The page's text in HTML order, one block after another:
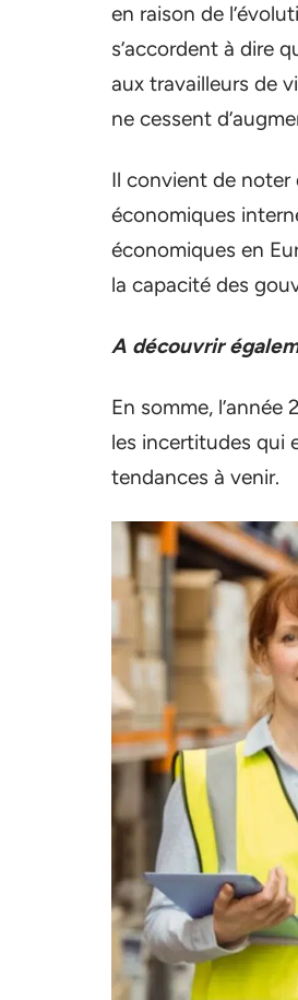
en raison de
s’accordent à dire
aux travailleurs de
ne cessent
Il convient de noter
économiques
économiques en
la capacité des
A découvrir
En somme,
les incertitudes qui
tendances à venir.